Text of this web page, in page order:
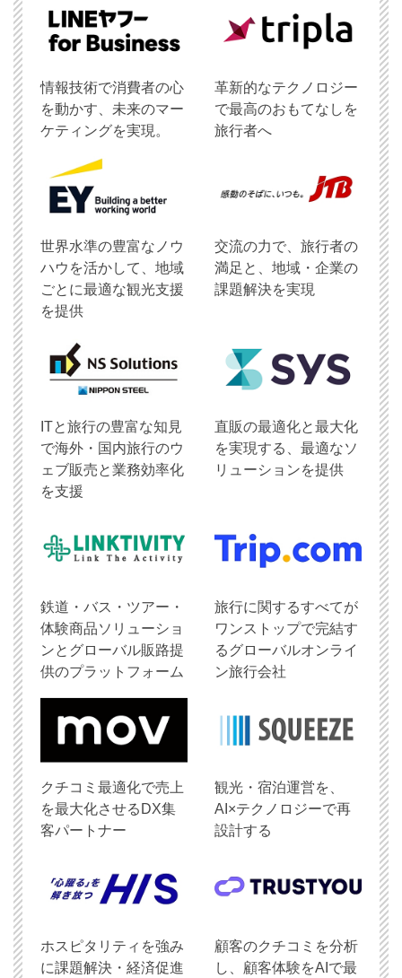
情報技術で消費者の心
を動かす、未来のマー
ケティングを実現。
革新的なテクノロジー
で最高のおもてなしを
旅行者へ
世界水準の豊富なノウ
ハウを活かして、地域
ごとに最適な観光支援
を提供
交流の力で、旅行者の
満足と、地域・企業の
課題解決を実現
ITと旅行の豊富な知見
で海外・国内旅行のウ
ェブ販売と業務効率化
を支援
直販の最適化と最大化
を実現する、最適なソ
リューションを提供
鉄道・バス・ツアー・
体験商品ソリューショ
ンとグローバル販路提
供のプラットフォーム
旅行に関するすべてが
ワンストップで完結す
るグローバルオンライ
ン旅行会社
クチコミ最適化で売上
を最大化させるDX集
客パートナー
観光・宿泊運営を、
AI×テクノロジーで再
設計する
ホスピタリティを強み
に課題解決・経済促進
顧客のクチコミを分析
し、顧客体験をAIで最